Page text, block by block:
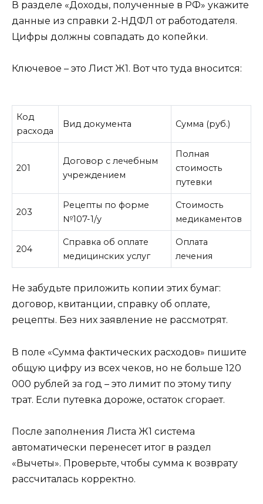
В разделе «Доходы, полученные в РФ» укажите
данные из справки 2-НДФЛ от работодателя.
Цифры должны совпадать до копейки.
Ключевое – это Лист Ж1. Вот что туда вносится:
Код
расхода
Вид документа Сумма (руб.)
201
Договор с лечебным
учреждением
Полная
стоимость
путевки
203
Рецепты по форме
№107-1/у
Стоимость
медикаментов
204
Справка об оплате
медицинских услуг
Оплата
лечения
Не забудьте приложить копии этих бумаг:
договор, квитанции, справку об оплате,
рецепты. Без них заявление не рассмотрят.
В поле «Сумма фактических расходов» пишите
общую цифру из всех чеков, но не больше 120
000 рублей за год – это лимит по этому типу
трат. Если путевка дороже, остаток сгорает.
После заполнения Листа Ж1 система
автоматически перенесет итог в раздел
«Вычеты». Проверьте, чтобы сумма к возврату
рассчиталась корректно.